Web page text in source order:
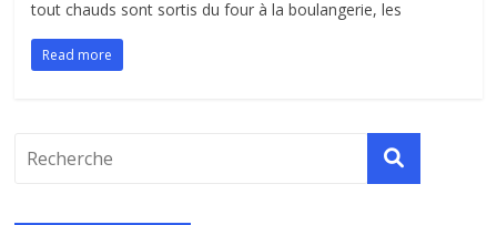
tout chauds sont sortis du four à la boulangerie, les
Read more